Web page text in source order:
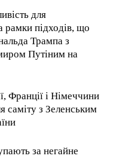
для
рамки підходів, що
Трампа з
Путіним на
Франції і Німеччини
саміту з Зеленським
за негайне